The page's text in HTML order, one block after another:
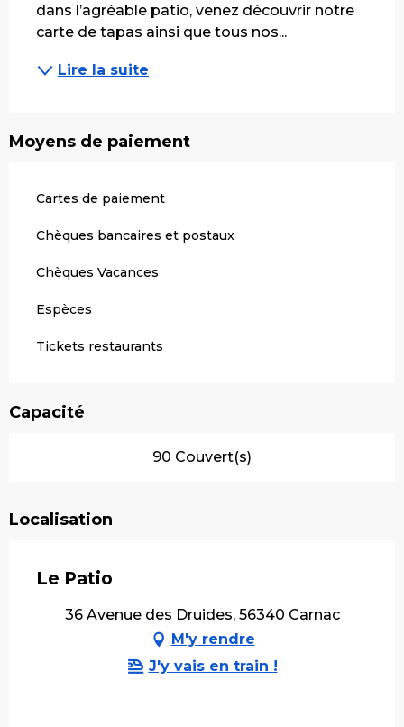
dans l’agréable patio, venez découvrir notre
carte de tapas ainsi que tous nos...
Lire la suite
Moyens de paiement
Cartes de paiement
Chèques bancaires et postaux
Chèques Vacances
Espèces
Tickets restaurants
Capacité
90 Couvert(s)
Localisation
Le Patio
36 Avenue des Druides, 56340 Carnac
M'y rendre
J'y vais en train !